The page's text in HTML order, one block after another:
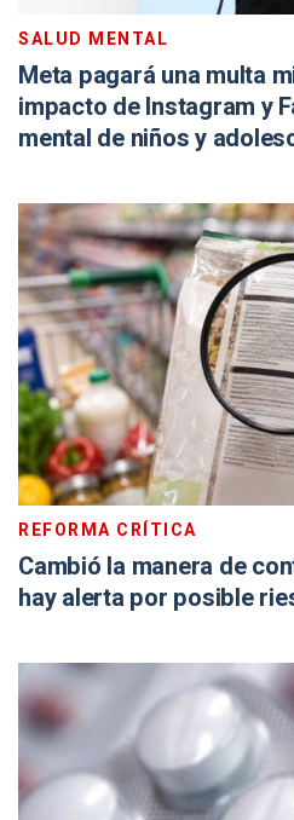
SALUD MENTAL
Meta pagará una multa
impacto de Instagram y
mental de niños y
REFORMA CRÍTICA
Cambió la manera de
hay alerta por posible